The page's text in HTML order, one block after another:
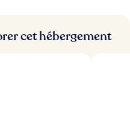
i
e
cet hébergement